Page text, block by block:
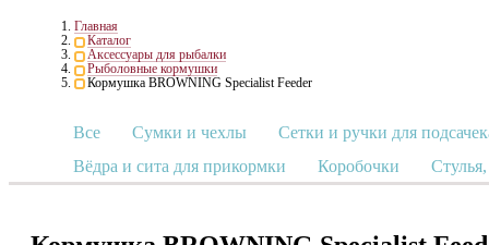
Главная
Каталог
Аксессуары для рыбалки
Рыболовные кормушки
Кормушка BROWNING Specialist Feeder
Все Сумки и чехлы
Сетки и ручки для
Вёдра и сита для прикормки
Коробочки